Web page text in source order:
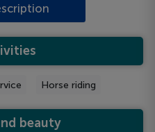
Horse riding
beauty